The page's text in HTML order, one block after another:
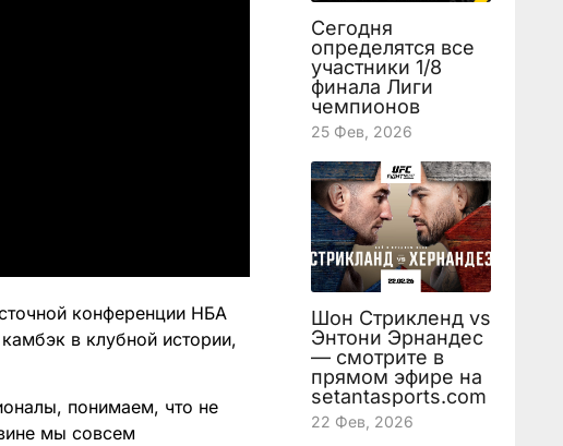
конференции НБА
в клубной истории,
понимаем, что не
мы совсем
Сегодня
определятся все
участники 1/8
финала Лиги
чемпионов
25 Фев, 2026
Шон Стрикленд vs
Энтони Эрнандес
— смотрите в
прямом эфире на
setantasports.com
22 Фев, 2026